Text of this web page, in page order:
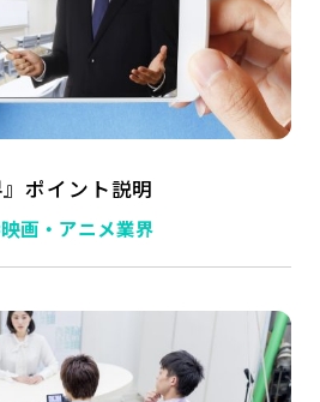
お問い合わせ
プライバシーポリシー
ポイント説明
画・アニメ業界